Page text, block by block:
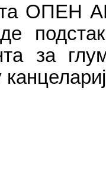
ОПЕН
за